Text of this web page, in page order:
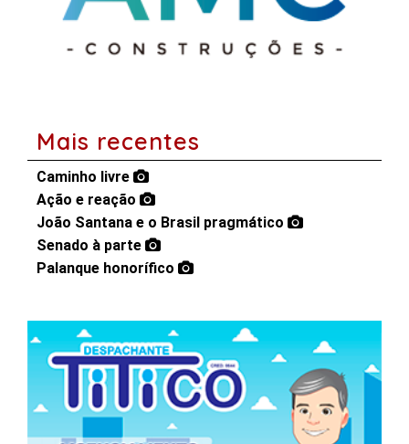
Mais recentes
Caminho livre
Ação e reação
João Santana e o Brasil pragmático
Senado à parte
Palanque honorífico